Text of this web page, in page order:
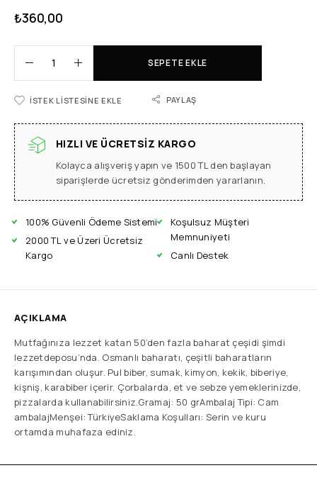
₺360,00
SEPETE EKLE
İSTEK LISTESINE EKLE PAYLAŞ
HIZLI VE ÜCRETSIZ KARGO
Kolayca alışveriş yapın ve 1500 TL den başlayan
siparişlerde ücretsiz gönderimden yararlanın.
100% Güvenli Ödeme Sistemi
2000 TL ve Üzeri Ücretsiz
Kargo
Koşulsuz Müşteri
Memnuniyeti
Canlı Destek
AÇIKLAMA
Mutfağınıza lezzet katan 50’den fazla baharat çeşidi şimdi
lezzetdeposu’nda. Osmanlı baharatı, çeşitli baharatların
karışımından oluşur. Pul biber, sumak, kimyon, kekik, biberiye,
kişniş, karabiber içerir. Çorbalarda, et ve sebze yemeklerinizde,
pizzalarda kullanabilirsiniz.Gramaj: 50 grAmbalaj Tipi: Cam
ambalajMenşei: TürkiyeSaklama Koşulları: Serin ve kuru
ortamda muhafaza ediniz.